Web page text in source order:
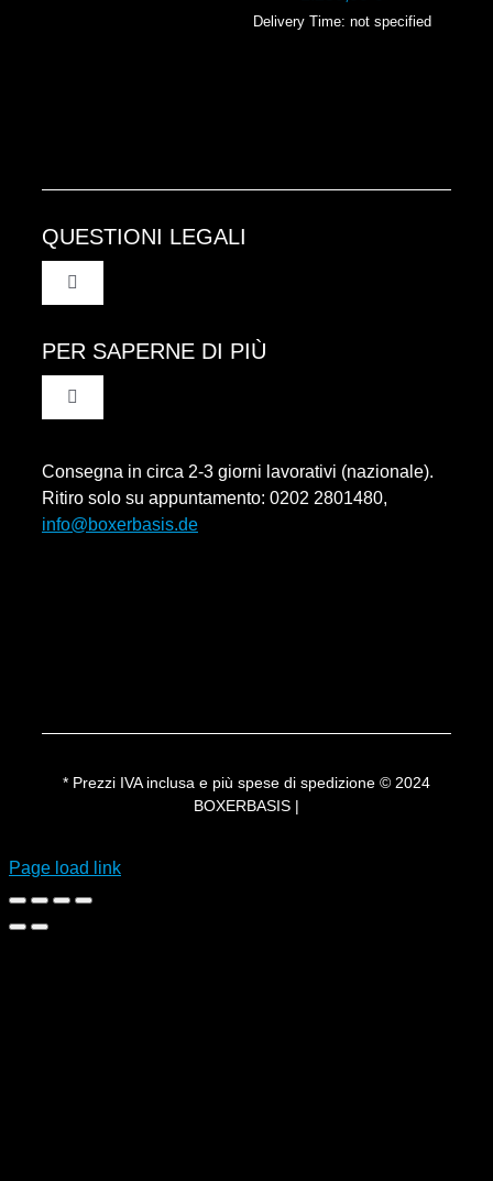
Delivery Time: not specified
QUESTIONI LEGALI
Toggle
Navigation
Termini e condizioni generali
Impronta
PER SAPERNE DI PIÙ
Toggle
Navigation
Metodi di pagamento
Consegna in circa 2-3 giorni lavorativi (nazionale).
Ritiro solo su appuntamento: 0202 2801480,
info@boxerbasis.de
* Prezzi IVA inclusa e più spese di spedizione © 2024
BOXERBASIS |
Page load link